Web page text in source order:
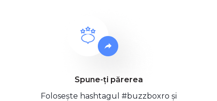
Spune-ți părerea
Folosește hashtagul #buzzboxro și